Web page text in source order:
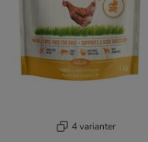
4 varianter